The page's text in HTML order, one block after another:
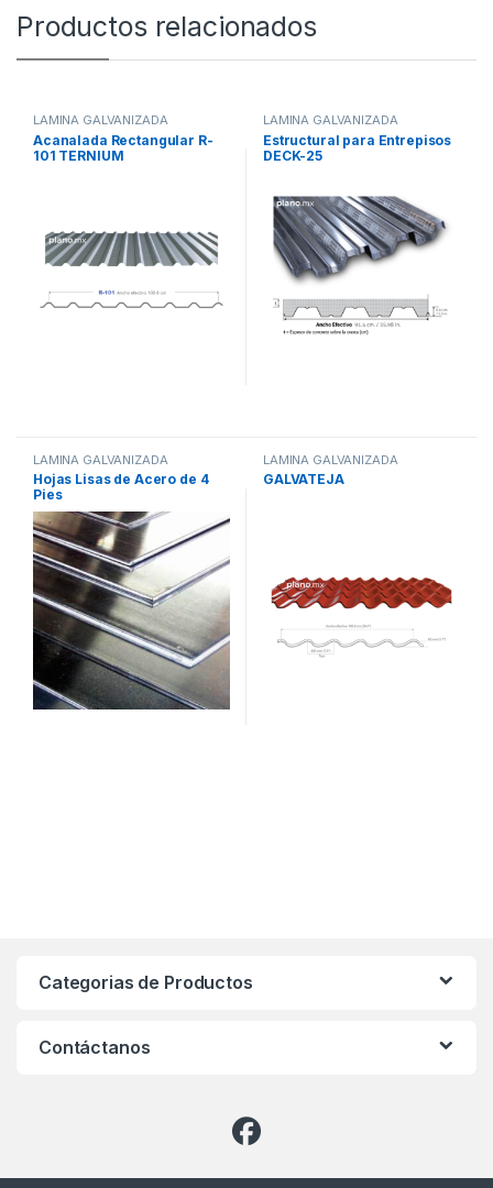
Productos relacionados
LAMINA GALVANIZADA
Acanalada Rectangular R-
101 TERNIUM
LAMINA GALVANIZADA
Estructural para Entrepisos
DECK-25
LAMINA GALVANIZADA
Hojas Lisas de Acero de 4
Pies
LAMINA GALVANIZADA
GALVATEJA
Categorias de Productos
Contáctanos